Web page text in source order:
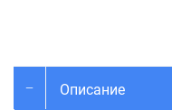
Описание